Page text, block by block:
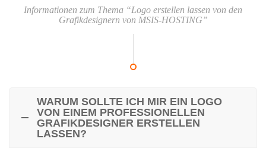
Informationen zum Thema “Logo erstellen lassen von den
Grafikdesignern von MSIS-HOSTING”
WARUM SOLLTE ICH MIR EIN LOGO
VON EINEM PROFESSIONELLEN
GRAFIKDESIGNER ERSTELLEN
LASSEN?